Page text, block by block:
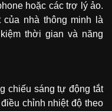
hoặc các trợ lý ảo.
nhà thông minh là
thời gian và năng
chiếu sáng tự động tắt
chỉnh nhiệt độ theo